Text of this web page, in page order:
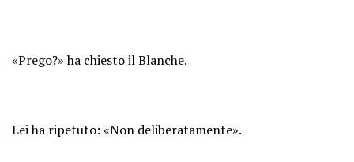
«Prego?» ha chiesto il Blanche.
Lei ha ripetuto: «Non deliberatamente».